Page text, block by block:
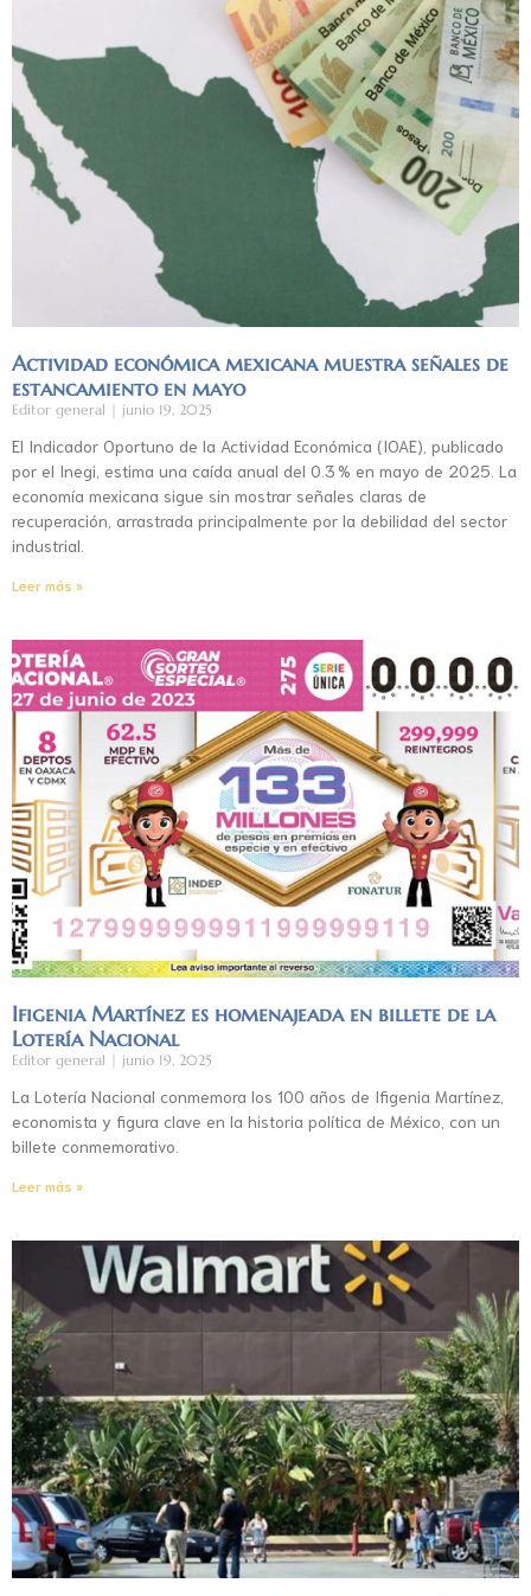
Actividad económica mexicana muestra señales de
estancamiento en mayo
Editor general junio 19, 2025
El Indicador Oportuno de la Actividad Económica (IOAE), publicado
por el Inegi, estima una caída anual del 0.3 % en mayo de 2025. La
economía mexicana sigue sin mostrar señales claras de
recuperación, arrastrada principalmente por la debilidad del sector
industrial.
Leer más »
Ifigenia Martínez es homenajeada en billete de la
Lotería Nacional
Editor general junio 19, 2025
La Lotería Nacional conmemora los 100 años de Ifigenia Martínez,
economista y figura clave en la historia política de México, con un
billete conmemorativo.
Leer más »